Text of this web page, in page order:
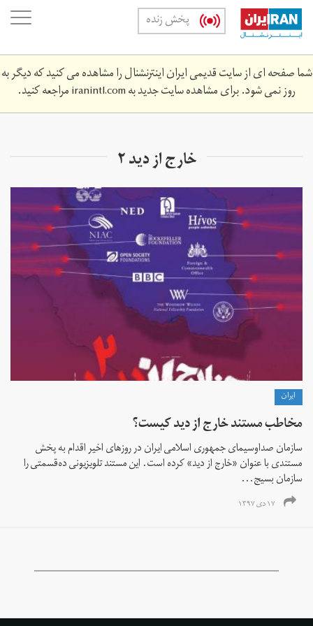
Skip
main
content
پخش زنده
شما صفحه ای از سایت قدیمی ایران اینترنشنال را مشاهده می کنید که دیگر به
روز نمی شود. برای مشاهده سایت جدید بهiranintl.comمراجعه کنید.
خارج از دید ۲
ايران
مخاطب مستند خارج از دید کیست؟
سازمان صداوسیمای جمهوری اسلامی ایران در روزهای اخیر اقدام به پخش
مستندی با عنوان «خارج از دید» کرده است. این مستند تلویزیونی ده‌قسمتی را
سازمان بسیج...
۱۷ دی ۱۳۹۷